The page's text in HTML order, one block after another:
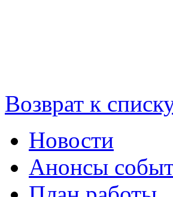
Возврат к
Новости
Анонсы